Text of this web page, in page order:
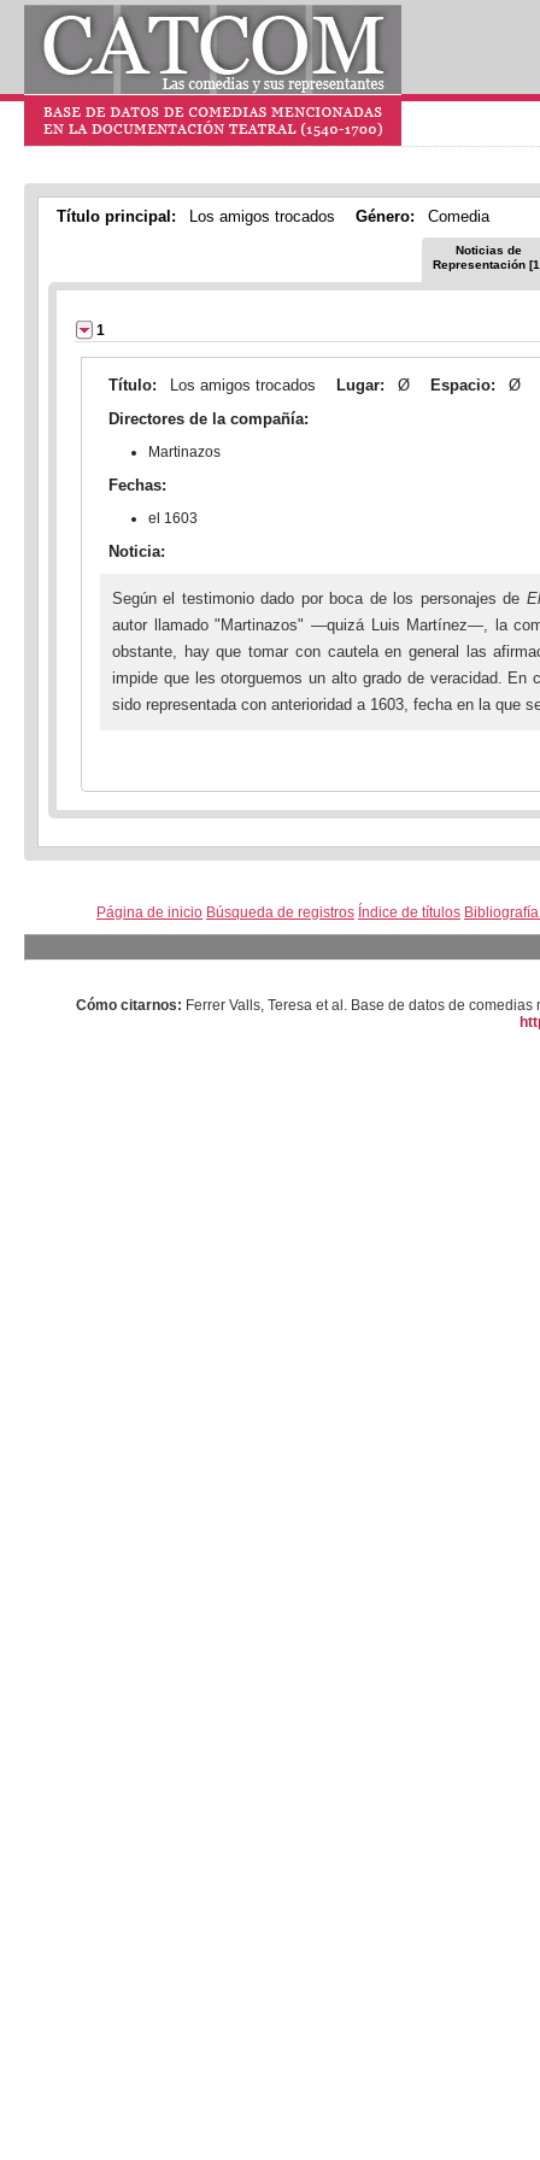
Título principal: Los amigos trocados Género: Comedia
Noticias de
Representación
1
Título: Los amigos trocados Lugar: Ø Espacio:
Ø
Directores de la compañía:
Martinazos
Fechas:
el 1603
Noticia:
Según el testimonio dado por boca de los personajes de
autor llamado "Martinazos" —quizá Luis Martínez—, la
obstante, hay que tomar con cautela en general las
impide que les otorguemos un alto grado de veracidad.
sido representada con anterioridad a 1603, fecha en la que
Página de inicio Búsqueda de registros Índice de títulos
Cómo citarnos: Ferrer Valls, Teresa et al. Base de datos de